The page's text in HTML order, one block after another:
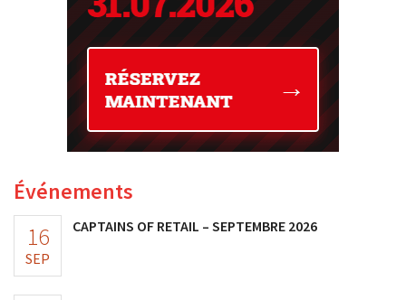
Événements
16
SEP
CAPTAINS OF RETAIL – SEPTEMBRE 2026